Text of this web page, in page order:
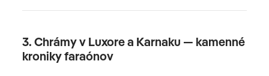
3. Chrámy v Luxore a Karnaku — kamenné
kroniky faraónov